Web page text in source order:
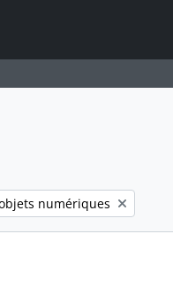
filter:numériques